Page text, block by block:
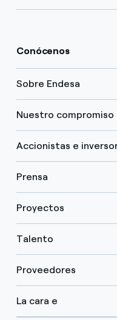
Conócenos
Sobre Endesa
Nuestro compromiso
Accionistas e
Prensa
Proyectos
Talento
Proveedores
La cara e